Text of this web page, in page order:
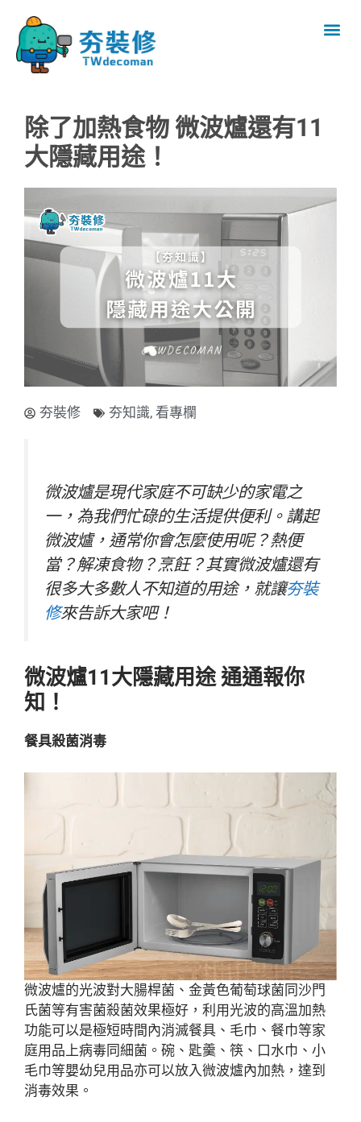
除了加熱食物 微波爐還有11
大隱藏用途！
夯裝修 夯知識, 看專欄
微波爐是現代家庭不可缺少的家電之
一，為我們忙碌的生活提供便利。講起
微波爐，通常你會怎麼使用呢？熱便
當？解凍食物？烹飪？其實微波爐還有
很多大多數人不知道的用途，就讓夯裝
修來告訴大家吧！
微波爐11大隱藏用途 通通報你
知！
餐具殺菌消毒
微波爐的光波對大腸桿菌、金黃色葡萄球菌同沙門
氏菌等有害菌殺菌效果極好，利用光波的高溫加熱
功能可以是極短時間內消滅餐具、毛巾、餐巾等家
庭用品上病毒同細菌。碗、匙羹、筷、口水巾、小
毛巾等嬰幼兒用品亦可以放入微波爐內加熱，達到
消毒效果。